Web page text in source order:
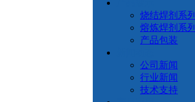
烧结焊剂系列
熔炼焊剂系列
产品包装
公司新闻
行业新闻
技术支持